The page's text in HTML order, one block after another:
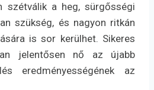
szétválik a heg, sürgősségi
szükség, és nagyon ritkán
is sor kerülhet. Sikeres
jelentősen nő az újabb
eredményességének az